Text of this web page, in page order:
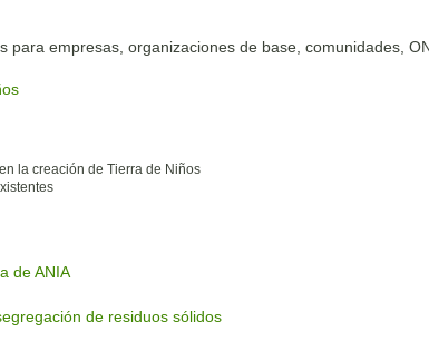
para empresas, organizaciones de base, comunidades,
en la creación de Tierra de Niños
de ANIA
de residuos sólidos